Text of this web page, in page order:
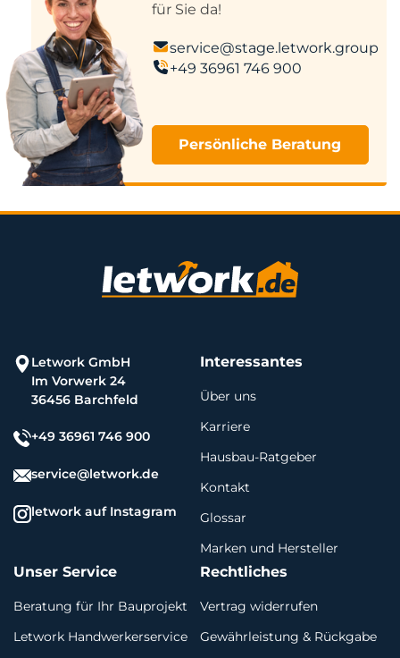
für Sie da!
service@stage.letwork.group
+49 36961 746 900
Persönliche Beratung
Letwork GmbH
Im Vorwerk 24
36456 Barchfeld
+49 36961 746 900
service@letwork.de
letwork auf Instagram
Interessantes
Über uns
Karriere
Hausbau-Ratgeber
Kontakt
Glossar
Marken und Hersteller
Unser Service
Beratung für Ihr Bauprojekt
Letwork Handwerkerservice
Rechtliches
Vertrag widerrufen
Gewährleistung & Rückgabe